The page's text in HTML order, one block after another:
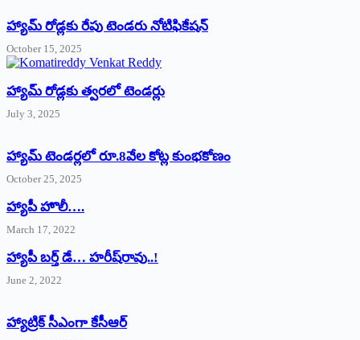
హ్యామ్‌ రోడ్లకు రేపు టెండరు నోటిఫికేషన్‌
October 15, 2025
హ్యామ్‌ రోడ్లకు త్వరలో టెండర్లు
July 3, 2025
హ్యామ్‌ ‌టెండర్లలో రూ.8వేల కోట్ల కుంభకోణం
October 25, 2025
హ్యాపీ హొలీ….
March 17, 2022
హ్యాపీ బర్త్ ‌డే… హరీష్‌రావు..!
June 2, 2022
హ్యాట్రిక్‌ ‌సీఎంగా కేసీఆర్‌